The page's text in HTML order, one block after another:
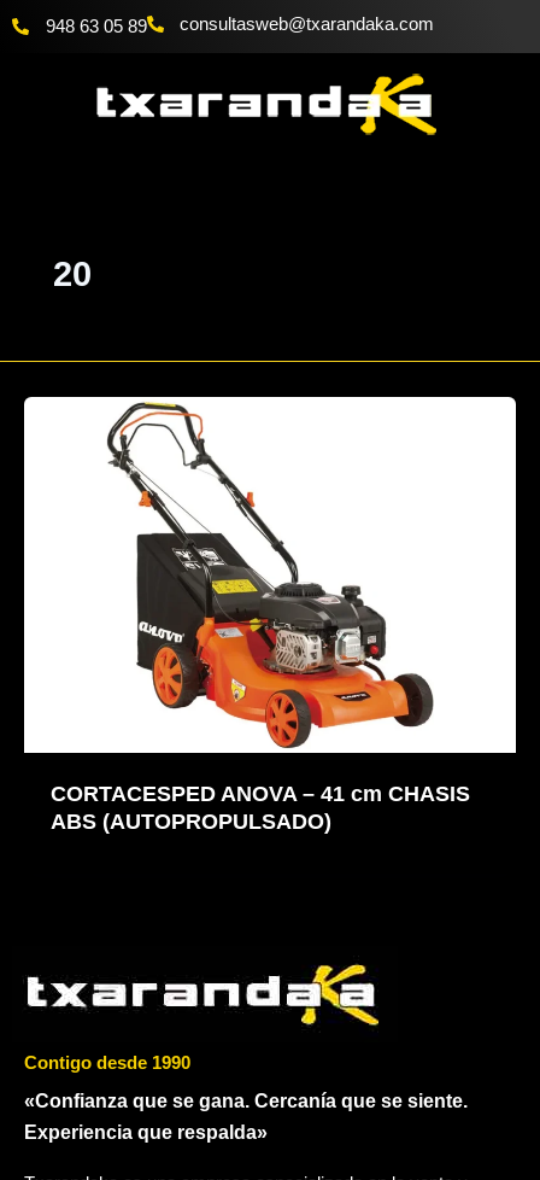
948 63 05 89 moc.akadnaraxt
@bewsatlusnoc
20
CORTACESPED ANOVA – 41 cm CHASIS
ABS (AUTOPROPULSADO)
Contigo desde 1990
«Confianza que se gana. Cercanía que se siente.
Experiencia que respalda»